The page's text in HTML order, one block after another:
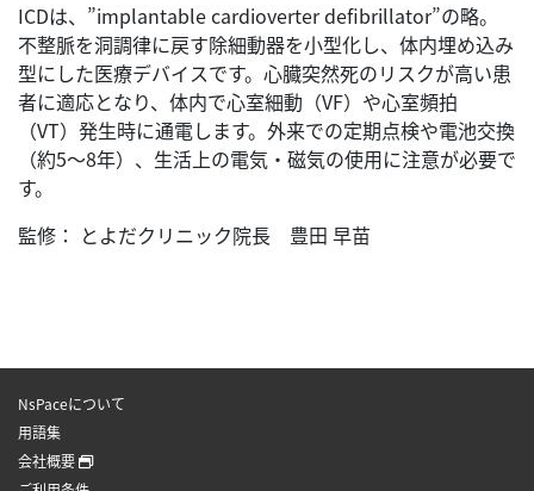
ICDは、”implantable cardioverter defibrillator”の略。
不整脈を洞調律に戻す除細動器を小型化し、体内埋め込み
型にした医療デバイスです。心臓突然死のリスクが高い患
者に適応となり、体内で心室細動（VF）や心室頻拍
（VT）発生時に通電します。外来での定期点検や電池交換
（約5～8年）、生活上の電気・磁気の使用に注意が必要で
す。
監修： とよだクリニック院長 豊田 早苗
NsPaceについて
用語集
会社概要